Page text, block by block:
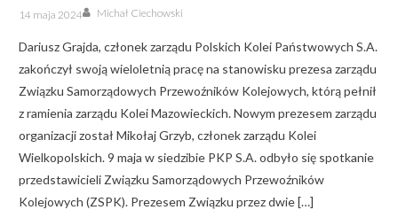
Posted
on
14 maja 2024 Author
Michał Ciechowski
Dariusz Grajda, członek zarządu Polskich Kolei Państwowych S.A.
zakończył swoją wieloletnią pracę na stanowisku prezesa zarządu
Związku Samorządowych Przewoźników Kolejowych, którą pełnił
z ramienia zarządu Kolei Mazowieckich. Nowym prezesem zarządu
organizacji został Mikołaj Grzyb, członek zarządu Kolei
Wielkopolskich. 9 maja w siedzibie PKP S.A. odbyło się spotkanie
przedstawicieli Związku Samorządowych Przewoźników
Kolejowych (ZSPK). Prezesem Związku przez dwie […]